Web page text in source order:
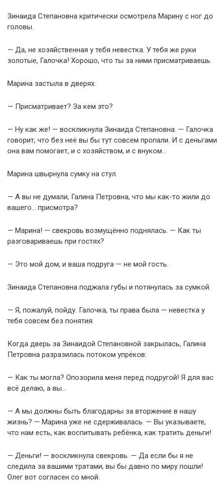
Зинаида Степановна критически осмотрела Марину с ног до
головы.
— Да, не хозяйственная у тебя невестка. У тебя же руки
золотые, Галочка! Хорошо, что ты за ними присматриваешь.
Марина застыла в дверях.
— Присматривает? За кем это?
— Ну как же! — воскликнула Зинаида Степановна. — Галочка
говорит, что без неё вы бы тут совсем пропали. И с деньгами
она вам помогает, и с хозяйством, и с внуком…
Марина швырнула сумку на стул.
— А вы не думали, Галина Петровна, что мы как-то жили до
вашего… присмотра?
— Марина! — свекровь возмущённо поднялась. — Как ты
разговариваешь при гостях?
— Это мой дом, и ваша подруга — не мой гость.
Зинаида Степановна поджала губы и потянулась за сумкой.
— Я, пожалуй, пойду. Галочка, ты права была — невестка у
тебя совсем без понятия.
Когда дверь за Зинаидой Степановной закрылась, Галина
Петровна разразилась потоком упрёков:
— Как ты могла? Опозорила меня перед подругой! Я для вас
всё делаю, а вы…
— А мы должны быть благодарны за вторжение в нашу
жизнь? — Марина уже не сдерживалась. — Вы указываете,
что нам есть, как воспитывать ребёнка, как тратить деньги!
— Деньги! — воскликнула свекровь. — Да если бы я не
следила за вашими тратами, вы бы давно по миру пошли!
Олег вот согласен со мной.